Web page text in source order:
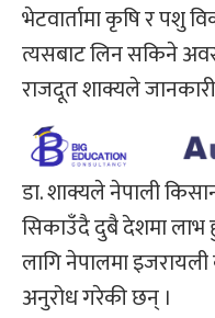
भेटवार्तामा कृषि र पशु
त्यसबाट लिन सकिने
राजदूत शाक्यले
डा. शाक्यले नेपाली
सिकाउँदै दुबै देशमा लाभ
लागि नेपालमा
अनुरोध गरेकी छन् ।